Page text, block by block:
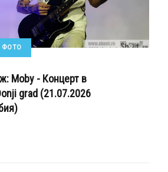
ФОТО
Moby - Концерт в
grad (21.07.2026